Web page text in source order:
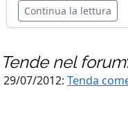
Continua la lettura
Tendenel forum:
29/07/2012: Tenda